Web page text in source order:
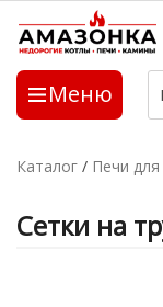
Меню
Каталог / Печи
Сетки на